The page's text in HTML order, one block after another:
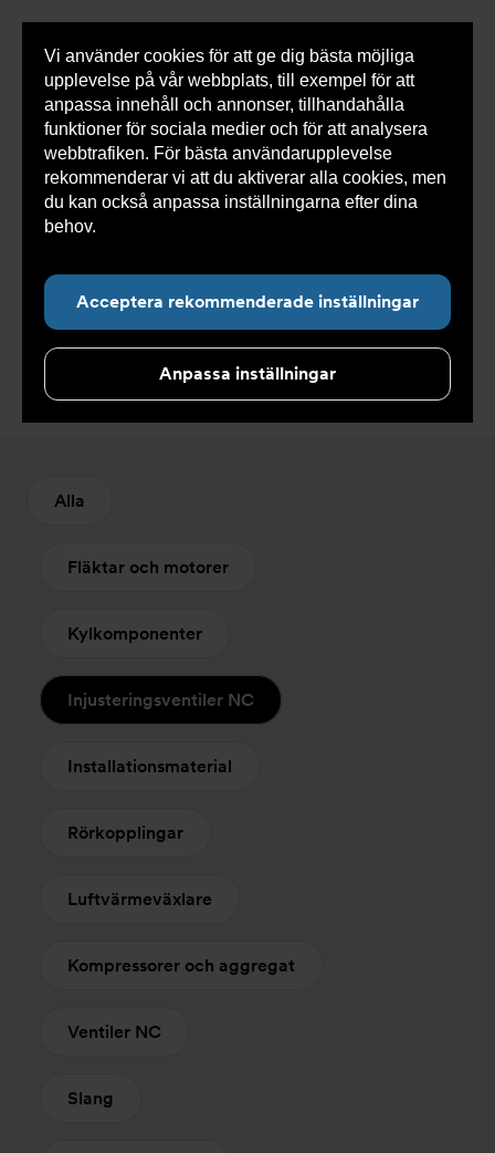
Vi använder cookies för att ge dig bästa möjliga
upplevelse på vår webbplats, till exempel för att
anpassa innehåll och annonser, tillhandahålla
funktioner för sociala medier och för att analysera
webbtrafiken. För bästa användarupplevelse
rekommenderar vi att du aktiverar alla cookies, men
du kan också anpassa inställningarna efter dina
behov.
Acceptera rekommenderade inställningar
Anpassa inställningar
0 varorSnabborder
Du
här:
Armatec > Produkter > Kyla >
Injusteringsventiler
NC
> Ncflow tillbehör
Ncflow tillbehör
Alla
Fläktar och motorer
Kylkomponenter
Injusteringsventiler NC
Installationsmaterial
Rörkopplingar
Luftvärmeväxlare
Kompressorer och aggregat
Ventiler NC
Slang